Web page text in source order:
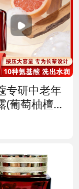
专研中老年
(葡萄柚檀香
货号141896